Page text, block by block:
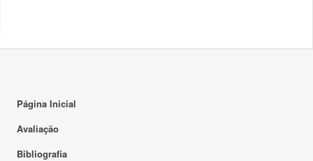
Página Inicial
Avaliação
Bibliografia